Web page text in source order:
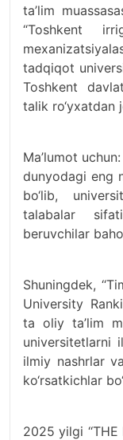
ta’lim
“Toshkent
tadqiqot
Toshkent
talik ro‘yxatdan
Ma’lumot
dunyodagi eng
bo‘lib,
talabalar
beruvchilar
Shuningdek,
University
ta oliy ta’lim
universitetlarni
ilmiy nashrlar
ko‘rsatkichlar
2025 yilgi